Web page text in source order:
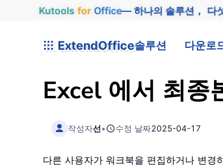
Kutools for Office— 하나의 솔루션， 다
ExtendOffice솔루션 다운로
Excel 에서 최종
작성자선• 수정 날짜2025-04-17
다른 사용자가 워크북을 편집하거나 변